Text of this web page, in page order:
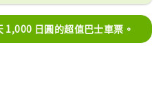
1,000 日圓的超值巴士車票。